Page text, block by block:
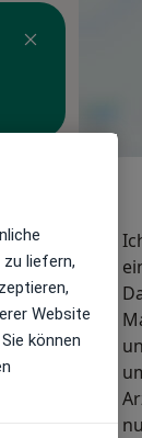
liefern,
Website
können